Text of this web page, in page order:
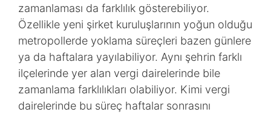
zamanlaması da farklılık gösterebiliyor.
Özellikle yeni şirket kuruluşlarının yoğun olduğu
metropollerde yoklama süreçleri bazen günlere
ya da haftalara yayılabiliyor. Aynı şehrin farklı
ilçelerinde yer alan vergi dairelerinde bile
zamanlama farklılıkları olabiliyor. Kimi vergi
dairelerinde bu süreç haftalar sonrasını